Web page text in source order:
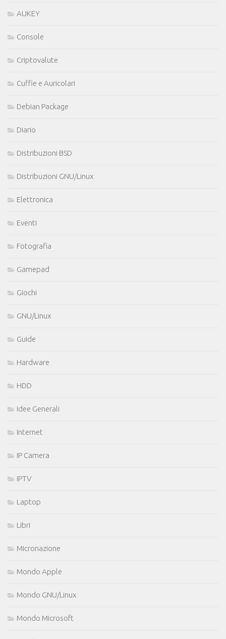
AUKEY
Console
Criptovalute
Cuffie e Auricolari
Debian Package
Diario
Distribuzioni BSD
Distribuzioni GNU/Linux
Elettronica
Eventi
Fotografia
Gamepad
Giochi
GNU/Linux
Guide
Hardware
HDD
Idee Generali
Internet
IP Camera
IPTV
Laptop
Libri
Micronazione
Mondo Apple
Mondo GNU/Linux
Mondo Microsoft